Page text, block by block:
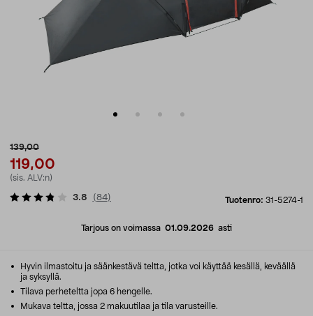
139,00
119,00
(sis. ALV:n)
Tuotenro: 31-5274-1
3.8 (84)
Tarjous on voimassa 01.09.2026 asti
Hyvin ilmastoitu ja säänkestävä teltta, jotka voi käyttää kesällä, keväällä
ja syksyllä.
Tilava perheteltta jopa 6 hengelle.
Mukava teltta, jossa 2 makuutilaa ja tila varusteille.